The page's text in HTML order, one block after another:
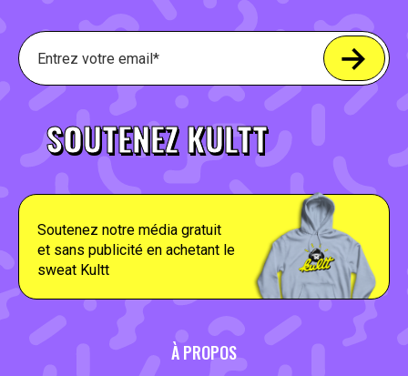
SOUTENEZ KULTT
Soutenez notre média gratuit
et sans publicité en achetant le
sweat Kultt
À PROPOS